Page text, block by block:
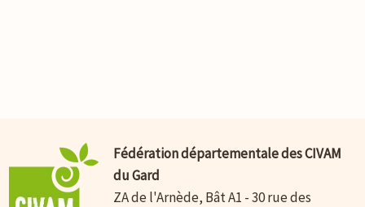
Fédération départementale des CIVAM
du Gard
ZA de l'Arnède, Bât A1 - 30 rue des